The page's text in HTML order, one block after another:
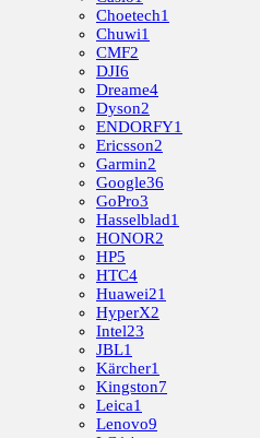
Choetech1
Chuwi1
CMF2
DJI6
Dreame4
Dyson2
ENDORFY1
Ericsson2
Garmin2
Google36
GoPro3
Hasselblad1
HONOR2
HP5
HTC4
Huawei21
HyperX2
Intel23
JBL1
Kärcher1
Kingston7
Leica1
Lenovo9